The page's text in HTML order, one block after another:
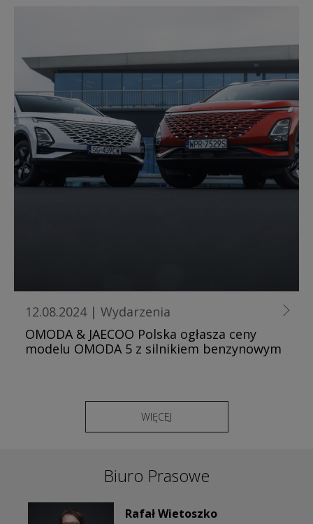
12.08.2024 | Wydarzenia
OMODA & JAECOO Polska ogłasza ceny
modelu OMODA 5 z silnikiem benzynowym
WIĘCEJ
Biuro Prasowe
Rafał Wietoszko